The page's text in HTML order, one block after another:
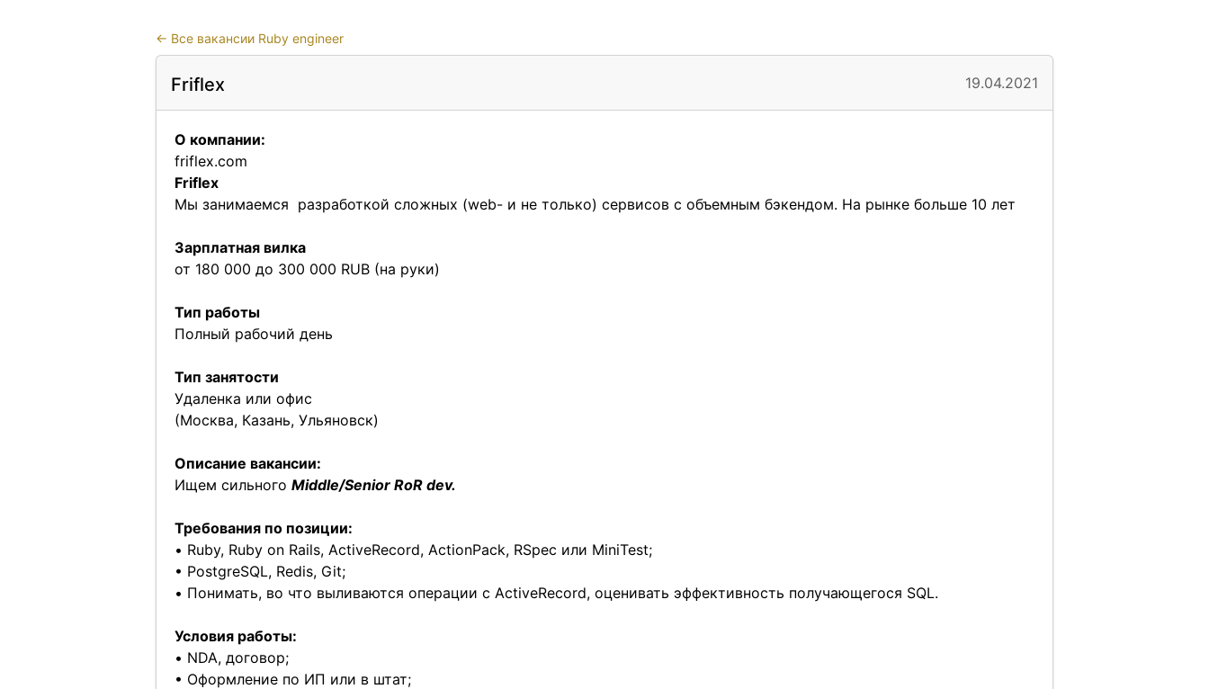
← Все вакансии Ruby engineer
Friflex 19.04.2021
О компании:
friflex.com
Friflex
Мы занимаемся разработкой сложных (web- и не только) сервисов с объемным бэкендом. На рынке больше 10 лет
Зарплатная вилка
от 180 000 до 300 000 RUB (на руки)
Тип работы
Полный рабочий день
Тип занятости
Удаленка или офис
(Москва, Казань, Ульяновск)
Описание вакансии:
Ищем сильного Middle/Senior RoR dev.
Требования по позиции:
• Ruby, Ruby on Rails, ActiveRecord, ActionPack, RSpec или MiniTest;
• PostgreSQL, Redis, Git;
• Понимать, во что выливаются операции с ActiveRecord, оценивать эффективность получающегося SQL.
Условия работы:
• NDA, договор;
• Оформление по ИП или в штат;